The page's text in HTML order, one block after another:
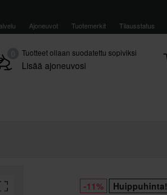
Ajoneuvot Tuotemerkit Tilausstatus
Tuotteet ollaan suodatettu sopiviksi
Lisää ajoneuvosi
-11% Huippuhinta!